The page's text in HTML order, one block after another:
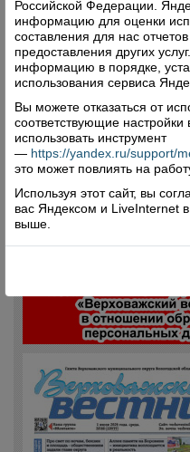
Поделиться
Комментарии (0)
Оставить комментарий
Свежий номер
Российской Федерации.
информацию для оценки
составления для нас
предоставления других
информацию в порядке,
использования сервиса
Вы можете отказаться от
соответствующие
использовать инструмент
— https://yandex.ru/support/
это может повлиять на
Используя этот сайт, вы
вас Яндексом и LiveInternet
выше.